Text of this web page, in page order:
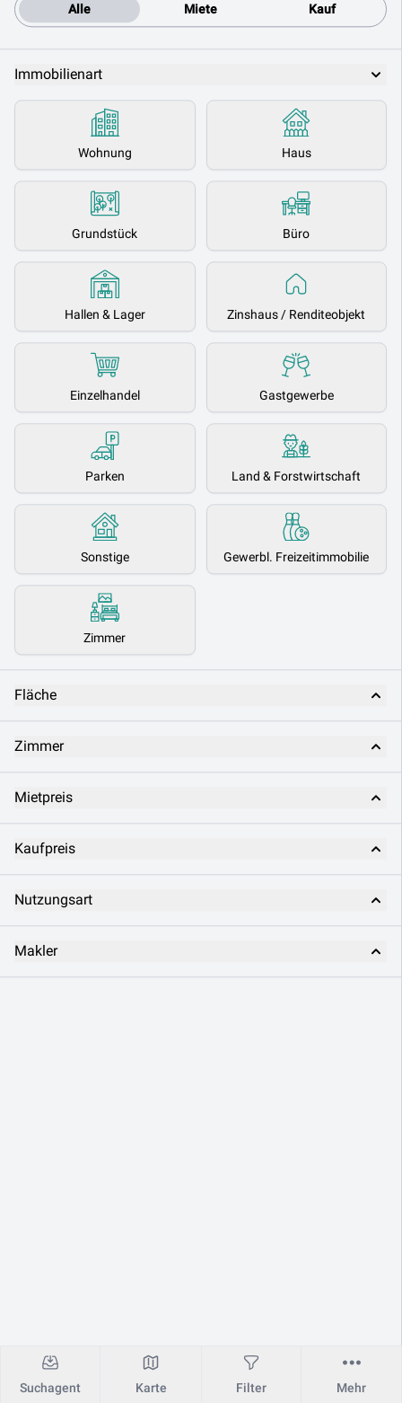
Alle Miete Kauf
Immobilienart
Wohnung Haus
Grundstück Büro
Hallen & Lager Zinshaus / Renditeobjekt
Einzelhandel Gastgewerbe
Parken Land & Forstwirtschaft
Sonstige Gewerbl. Freizeitimmobilie
Zimmer
Fläche
Zimmer
Mietpreis
Kaufpreis
Nutzungsart
Makler
Suchagent Karte Filter Mehr